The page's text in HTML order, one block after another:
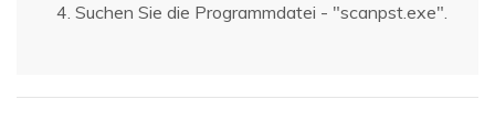
Suchen Sie die Programmdatei - "scanpst.exe".